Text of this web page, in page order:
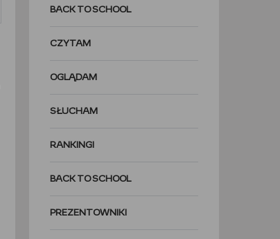
BACK TO SCHOOL
CZYTAM
OGLĄDAM
SŁUCHAM
RANKINGI
BACK TO SCHOOL
PREZENTOWNIKI